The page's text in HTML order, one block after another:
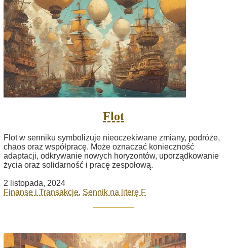
Flot
Flot w senniku symbolizuje nieoczekiwane zmiany, podróże,
chaos oraz współpracę. Może oznaczać konieczność
adaptacji, odkrywanie nowych horyzontów, uporządkowanie
życia oraz solidarność i pracę zespołową.
2 listopada, 2024
Finanse i Transakcje, Sennik na literę F